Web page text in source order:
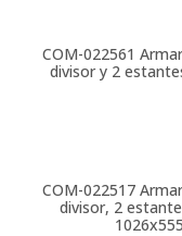
COM-022561
divisor y 2
COM-022517
divisor, 2